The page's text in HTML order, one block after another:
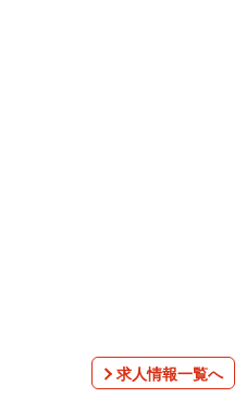
3匹一緒に家族に
求人情報一覧へ